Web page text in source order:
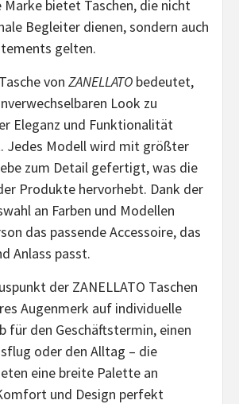
Marke bietet Taschen, die nicht
Begleiter dienen, sondern auch
gelten.
von ZANELLATO bedeutet,
Look zu
Eleganz und Funktionalität
Jedes Modell wird mit größter
zum Detail gefertigt, was die
Produkte hervorhebt. Dank der
an Farben und Modellen
das passende Accessoire, das
Anlass passt.
der ZANELLATO Taschen
Augenmerk auf individuelle
für den Geschäftstermin, einen
oder den Alltag – die
eine breite Palette an
und Design perfekt